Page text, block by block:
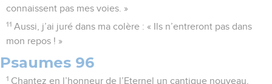
connaissent pas mes voies. »
11 Aussi, j’ai juré dans ma colère : « Ils n’entreront pas dans
mon repos ! »
Psaumes 96
1 Chantez en l’honneur de l’Eternel un cantique nouveau,